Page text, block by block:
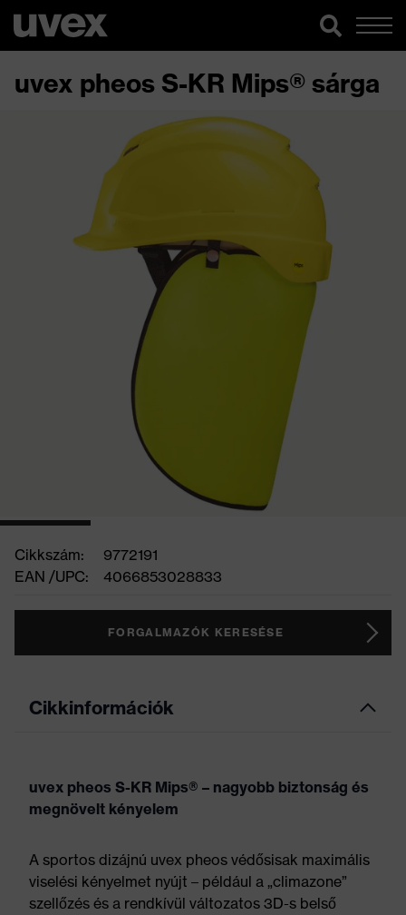
uvex pheos S-KR Mips® sárga
Cikkszám:
9772191
EAN /UPC:
4066853028833
FORGALMAZÓK KERESÉSE
Cikkinformációk
uvex pheos S-KR Mips® – nagyobb biztonság és
megnövelt kényelem
A sportos dizájnú uvex pheos védősisak maximális
viselési kényelmet nyújt – például a „climazone”
szellőzés és a rendkívül változatos 3D-s belső